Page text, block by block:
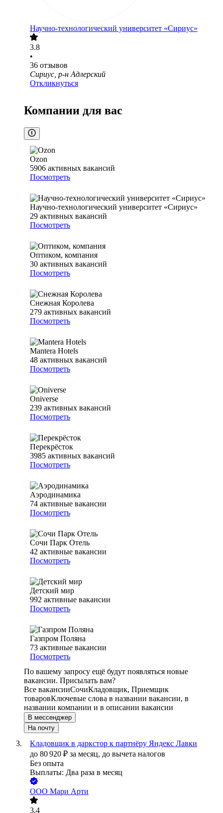
Научно-технологический университет «Сириус»
3.8
•
36 отзывов
Сириус, р-н Адлерский
Откликнуться
Компании для вас
Ozon
5906 активных вакансий
Посмотреть
Научно-технологический университет «Сириус»
29 активных вакансий
Посмотреть
Оптиком, компания
30 активных вакансий
Посмотреть
Снежная Королева
279 активных вакансий
Посмотреть
Mantera Hotels
48 активных вакансий
Посмотреть
Oniverse
239 активных вакансий
Посмотреть
Перекрёсток
3985 активных вакансий
Посмотреть
Аэродинамика
74 активные вакансии
Посмотреть
Сочи Парк Отель
42 активные вакансии
Посмотреть
Детский мир
992 активные вакансии
Посмотреть
Газпром Поляна
73 активные вакансии
Посмотреть
По вашему запросу ещё будут появляться новые
вакансии. Присылать вам?
Все вакансииСочиКладовщик, Приемщик
товаровКлючевые слова в названии вакансии, в
названии компании и в описании вакансии
В мессенджер
На почту
Кладовщик в даркстор к партнёру Яндекс Лавки
до 80 920 ₽ за месяц, до вычета налогов
Без опыта
Выплаты: Два раза в месяц
ООО Мари Арти
3.4